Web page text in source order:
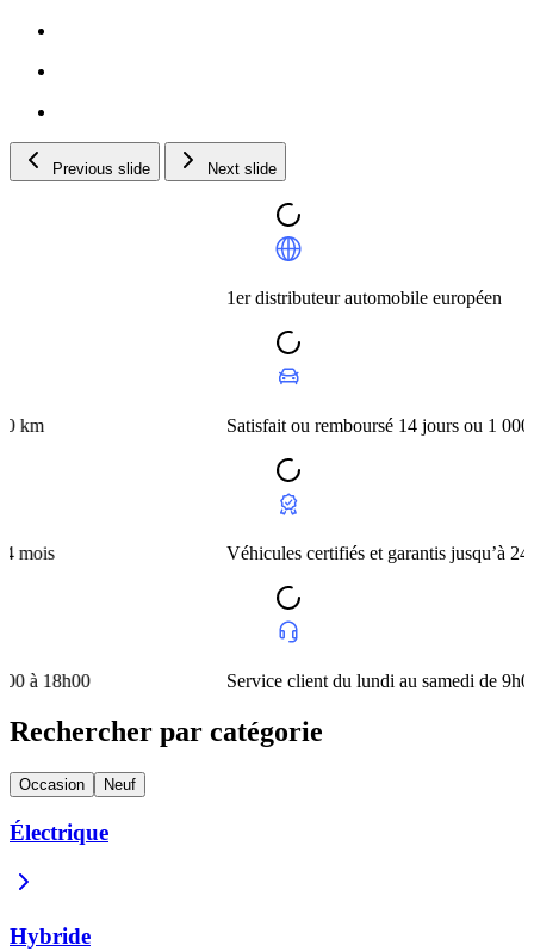
Previous slide Next slide
1er distributeur automobile européen
Satisfait ou remboursé 14 jours ou 1 000 km
Véhicules certifiés et garantis jusqu’à 24 mois
Service client du lundi au samedi de 9h00 à
Rechercher par catégorie
Occasion Neuf
Électrique
Hybride